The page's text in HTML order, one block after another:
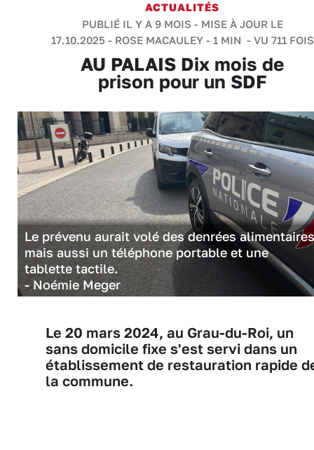
ACTUALITÉS
PUBLIÉ IL Y A 9 MOIS - MISE À JOUR LE
17.10.2025 - ROSE MACAULEY- 1 MIN - VU 711 FOIS
AU PALAIS Dix mois de
prison pour un SDF
Le prévenu aurait volé des denrées
mais aussi un téléphone portable et une
tablette tactile.
- Noémie Meger
Le 20 mars 2024, au Grau-du-Roi, un
sans domicile fixe s'est servi dans un
établissement de restauration rapide
la commune.